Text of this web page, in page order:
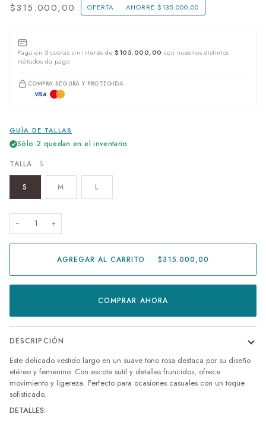
$315.000,00 OFERTA • AHORRE $135.000,00
Paga en 3 cuotas sin interés de$105.000,00 con nuestros distintos
métodos de pago
COMPRA SEGURA Y PROTEGIDA
VISA
GUÍA DE TALLAS
Sólo 2 quedan en el inventario
TALLA
S
S M L
− +
AGREGAR AL CARRITO • $315.000,00
COMPRAR AHORA
DESCRIPCIÓN
Este delicado vestido largo en un suave tono rosa destaca por su diseño
etéreo y femenino. Con escote sutil y detalles fruncidos, ofrece
movimiento y ligereza. Perfecto para ocasiones casuales con un toque
sofisticado.
DETALLES: